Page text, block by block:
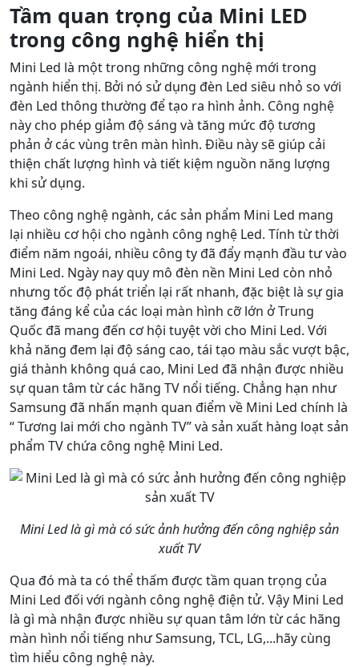
Tầm quan trọng của Mini LED
trong công nghệ hiển thị
Mini Led là một trong những công nghệ mới trong
ngành hiển thị. Bởi nó sử dụng đèn Led siêu nhỏ so với
đèn Led thông thường để tạo ra hình ảnh. Công nghệ
này cho phép giảm độ sáng và tăng mức độ tương
phản ở các vùng trên màn hình. Điều này sẽ giúp cải
thiện chất lượng hình và tiết kiệm nguồn năng lượng
khi sử dụng.
Theo công nghệ ngành, các sản phẩm Mini Led mang
lại nhiều cơ hội cho ngành công nghệ Led. Tính từ thời
điểm năm ngoái, nhiều công ty đã đẩy mạnh đầu tư vào
Mini Led. Ngày nay quy mô đèn nền Mini Led còn nhỏ
nhưng tốc độ phát triển lại rất nhanh, đặc biệt là sự gia
tăng đáng kể của các loại màn hình cỡ lớn ở Trung
Quốc đã mang đến cơ hội tuyệt vời cho Mini Led. Với
khả năng đem lại độ sáng cao, tái tạo màu sắc vượt bậc,
giá thành không quá cao, Mini Led đã nhận được nhiều
sự quan tâm từ các hãng TV nổi tiếng. Chẳng hạn như
Samsung đã nhấn mạnh quan điểm về Mini Led chính là
“ Tương lai mới cho ngành TV” và sản xuất hàng loạt sản
phẩm TV chứa công nghệ Mini Led.
Mini Led là gì mà có sức ảnh hưởng đến công nghiệp sản
xuất TV
Qua đó mà ta có thể thấm được tầm quan trọng của
Mini Led đối với ngành công nghệ điện tử. Vậy Mini Led
là gì mà nhận được nhiều sự quan tâm lớn từ các hãng
màn hình nổi tiếng như Samsung, TCL, LG,...hãy cùng
tìm hiểu công nghệ này.